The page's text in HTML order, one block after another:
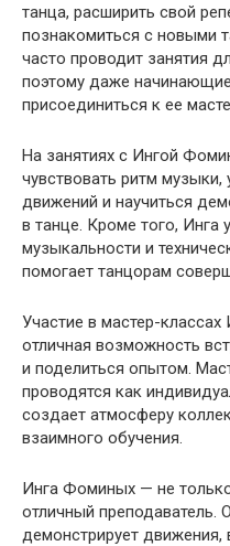
танца, расширить свой
познакомиться с новыми
часто проводит занятия
поэтому даже
присоединиться к ее
На занятиях с Ингой
чувствовать ритм
движений и научиться
в танце. Кроме того, Инга
музыкальности и
помогает танцорам
Участие в мастер-
отличная возможность
и поделиться опытом.
проводятся как
создает атмосферу
взаимного обучения.
Инга Фоминых — не
отличный преподаватель.
демонстрирует движения,